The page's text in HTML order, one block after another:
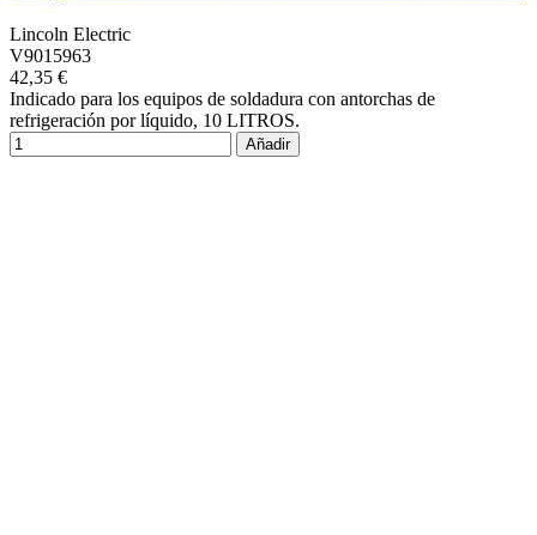
Lincoln Electric
V9015963
42,35 €
Indicado para los equipos de soldadura con antorchas de
refrigeración por líquido, 10 LITROS.
Añadir